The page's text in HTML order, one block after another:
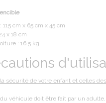
115 cm x 65 cm x 45 cm
x 18 cm
: 16.5 kg
sécurité de votre enfant et celles
du véhicule doit être fait par un